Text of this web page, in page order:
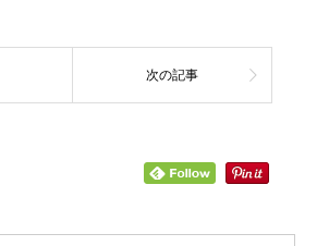
次の記事